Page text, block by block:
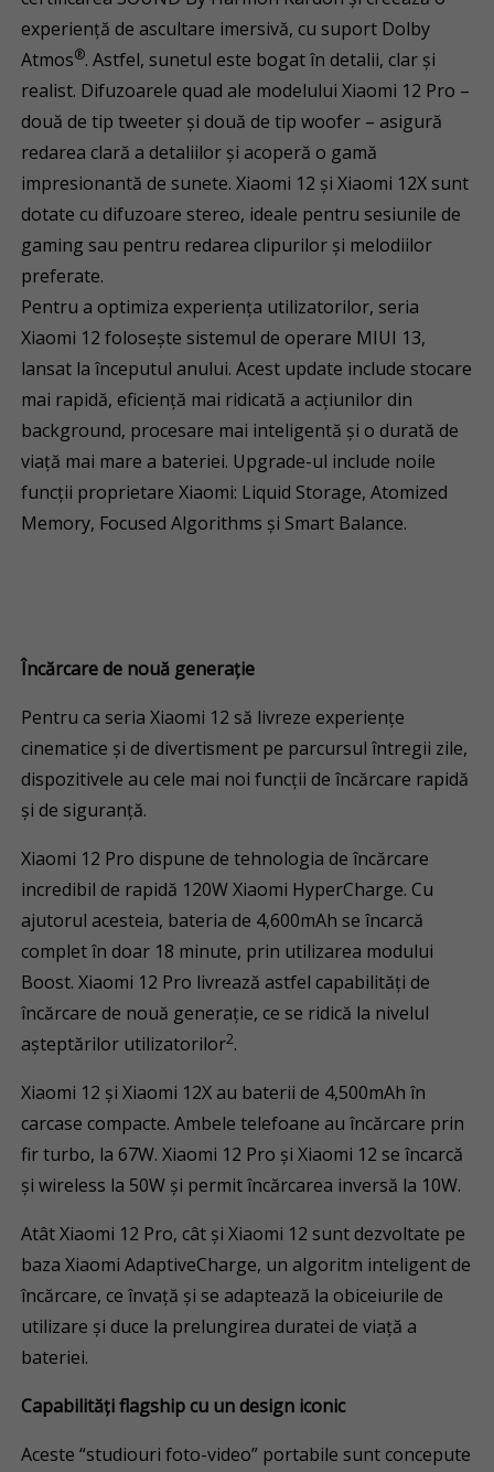
experiență de ascultare imersivă, cu suport Dolby
Atmos®. Astfel, sunetul este bogat în detalii, clar și
realist. Difuzoarele quad ale modelului Xiaomi 12 Pro –
două de tip tweeter și două de tip woofer – asigură
redarea clară a detaliilor și acoperă o gamă
impresionantă de sunete. Xiaomi 12 și Xiaomi 12X sunt
dotate cu difuzoare stereo, ideale pentru sesiunile de
gaming sau pentru redarea clipurilor și melodiilor
preferate.
Pentru a optimiza experiența utilizatorilor, seria
Xiaomi 12 folosește sistemul de operare MIUI 13,
lansat la începutul anului. Acest update include stocare
mai rapidă, eficiență mai ridicată a acțiunilor din
background, procesare mai inteligentă și o durată de
viață mai mare a bateriei. Upgrade-ul include noile
funcții proprietare Xiaomi: Liquid Storage, Atomized
Memory, Focused Algorithms și Smart Balance.
Încărcare de nouă generație
Pentru ca seria Xiaomi 12 să livreze experiențe
cinematice și de divertisment pe parcursul întregii zile,
dispozitivele au cele mai noi funcții de încărcare rapidă
și de siguranță.
Xiaomi 12 Pro dispune de tehnologia de încărcare
incredibil de rapidă 120W Xiaomi HyperCharge. Cu
ajutorul acesteia, bateria de 4,600mAh se încarcă
complet în doar 18 minute, prin utilizarea modului
Boost. Xiaomi 12 Pro livrează astfel capabilități de
încărcare de nouă generație, ce se ridică la nivelul
așteptărilor utilizatorilor2.
Xiaomi 12 și Xiaomi 12X au baterii de 4,500mAh în
carcase compacte. Ambele telefoane au încărcare prin
fir turbo, la 67W. Xiaomi 12 Pro și Xiaomi 12 se încarcă
și wireless la 50W și permit încărcarea inversă la 10W.
Atât Xiaomi 12 Pro, cât și Xiaomi 12 sunt dezvoltate pe
baza Xiaomi AdaptiveCharge, un algoritm inteligent de
încărcare, ce învață și se adaptează la obiceiurile de
utilizare și duce la prelungirea duratei de viață a
bateriei.
Capabilități flagship cu un design iconic
Aceste “studiouri foto-video” portabile sunt concepute